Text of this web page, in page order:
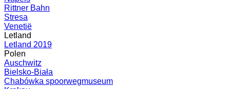
Rittner Bahn
Stresa
Venetië
Letland
Letland 2019
Polen
Auschwitz
Bielsko-Biała
Chabówka spoorwegmuseum